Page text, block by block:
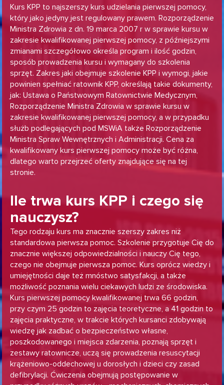
Kurs KPP to najszerszy kurs udzielania pierwszej pomocy,
który jako jedyny jest regulowany prawem. Rozporządzenie
Ministra Zdrowia z dn. 19 marca 2007 r w sprawie kursu w
zakresie kwalifikowanej pierwszej pomocy, z późniejszymi
zmianami szczegółowo określa program i ilość godzin,
sposób prowadzenia kursu i wymagany do szkolenia
sprzęt. Zakres jaki obejmuje szkolenie KPP i wymogi, jakie
powinien spełniać ratownik KPP, określają takie dokumenty,
jak: Ustawa o Państwowym Ratownictwie Medycznym,
Rozporządzenie Ministra Zdrowia w sprawie kursu w
zakresie kwalifikowanej pierwszej pomocy, a w przypadku
służb podlegających pod MSWiA także Rozporządzenie
Ministra Spraw Wewnętrznych i Administracji. Cena za
kwalifikowany kurs pierwszej pomocy może być różna,
dlatego warto przejrzeć oferty znajdujące się na tej
stronie.
Ile trwa kurs KPP i czego się
nauczysz?
Tego rodzaju kurs ma znacznie szerszy zakres niż
standardowa pierwsza pomoc. Szkolenie przygotuje Cię do
znacznie większej odpowiedzialności i nauczy Cię tego,
czego nie obejmuje pierwsza pomoc. Kurs oprócz wiedzy i
umiejętności daje też mnóstwo satysfakcji, a także
możliwość poznania wielu ciekawych ludzi ze środowiska.
Kurs pierwszej pomocy kwalifikowanej trwa 66 godzin,
przy czym 25 godzin to zajęcia teoretyczne, a 41 godzin to
zajęcia praktyczne, w trakcie których kursanci zdobywają
wiedzę jak zadbać o bezpieczeństwo własne,
poszkodowanego i miejsca zdarzenia, poznają sprzęt i
zestawy ratownicze, uczą się prowadzenia resuscytacji
krążeniowo-oddechowej u dorosłych i dzieci czy zasad
defibrylacji. Ćwiczenia obejmują postępowanie w